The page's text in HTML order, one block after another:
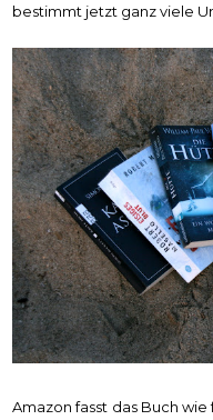
bestimmt jetzt ganz viele
Amazon fasst das Buch